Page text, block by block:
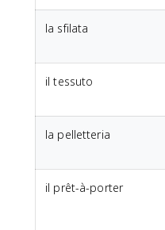
la sfilata
il tessuto
la pelletteria
il prêt-à-porter